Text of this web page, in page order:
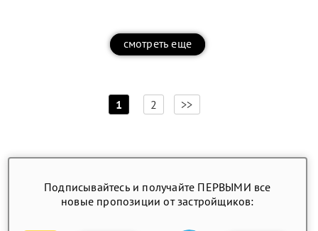
смотреть еще
[
1 2 >>
Подписывайтесь и получайте ПЕРВЫМИ все
новые пропозиции от застройщиков: